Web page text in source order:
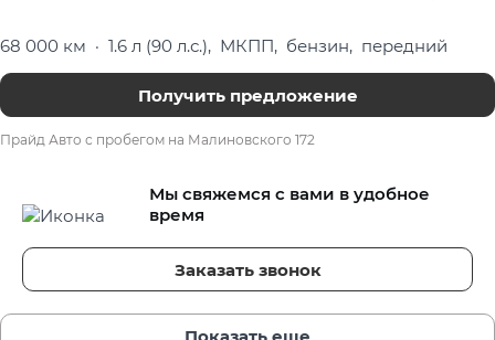
68 000 км · 1.6 л (90 л.с.), МКПП, бензин, передний
Получить предложение
Прайд Авто с пробегом на Малиновского 172
Мы свяжемся с вами в удобное
время
Заказать звонок